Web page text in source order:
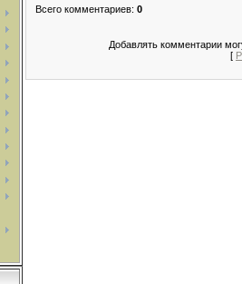
Всего комментариев: 0
Добавлять комментарии
[